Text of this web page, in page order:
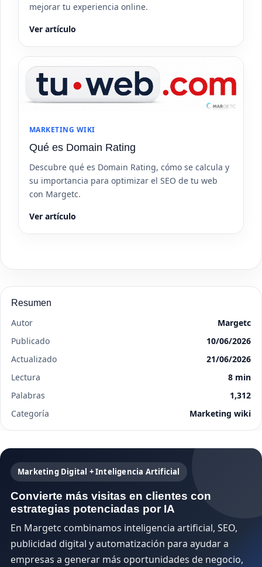
mejorar tu experiencia online.
Ver artículo
MARKETING WIKI
Qué es Domain Rating
Descubre qué es Domain Rating, cómo se calcula y
su importancia para optimizar el SEO de tu web
con Margetc.
Ver artículo
Resumen
Autor
Margetc
Publicado
10/06/2026
Actualizado
21/06/2026
Lectura
8 min
Palabras
1,312
Categoría
Marketing wiki
Marketing Digital + Inteligencia Artificial
Convierte más visitas en clientes con
estrategias potenciadas por IA
En Margetc combinamos inteligencia artificial, SEO,
publicidad digital y automatización para ayudar a
empresas a generar más oportunidades de negocio,